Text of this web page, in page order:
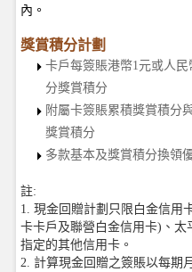
內。
獎賞積分計劃
卡戶每簽賬港幣1元或人
分獎賞積分
附屬卡簽賬累積獎賞積分
獎賞積分
多款基本及獎賞積分換領
註:
1. 現金回贈計劃只限白金信用
卡卡戶及聯營白金信用卡)、太
指定的其他信用卡。
2. 計算現金回贈之簽賬以每期